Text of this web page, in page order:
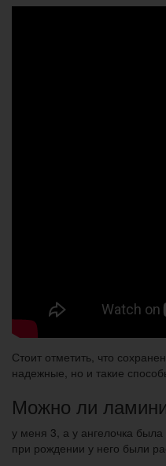
Стоит отметить, что
надежные, но и такие
Можно ли
у меня 3, а у ангелочка
при рождении у него были